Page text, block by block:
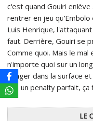
c'est quand Gouiri
rentrer en jeu qu'Embolo
Luis Henrique,
faut. Derrière, Gouiri se
Comme quoi. Mais le
n'importe quoi sur un
danger dans la surface
tire un penalty parfait, ça
LE